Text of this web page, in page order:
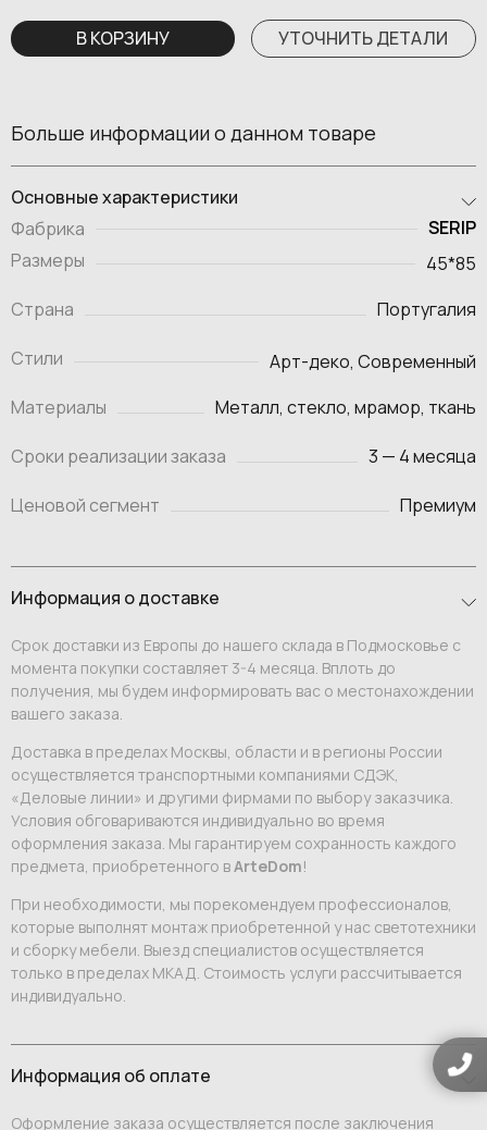
В КОРЗИНУ УТОЧНИТЬ ДЕТАЛИ
Больше информации о данном товаре
Основные характеристики
Фабрика
SERIP
Страна Португалия
Стили
Арт-деко, Современный
Материалы
Металл, стекло, мрамор, ткань
Сроки реализации заказа 3 — 4 месяца
Ценовой сегмент Премиум
Размеры 45*85
Информация о доставке
Срок доставки из Европы до нашего склада в Подмосковье с
момента покупки составляет 3-4 месяца. Вплоть до
получения, мы будем информировать вас о местонахождении
вашего заказа.
Доставка в пределах Москвы, области и в регионы России
осуществляется транспортными компаниями СДЭК,
«Деловые линии» и другими фирмами по выбору заказчика.
Условия обговариваются индивидуально во время
оформления заказа. Мы гарантируем сохранность каждого
предмета, приобретенного вArteDom!
При необходимости, мы порекомендуем профессионалов,
которые выполнят монтаж приобретенной у нас светотехники
и сборку мебели. Выезд специалистов осуществляется
только в пределах МКАД. Стоимость услуги рассчитывается
индивидуально.
Информация об оплате
Оформление заказа осуществляется после заключения